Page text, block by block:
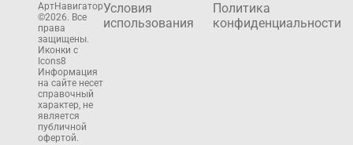
АртНавигатор
©2026. Все
права
защищены.
Иконки с
Icons8
Информация
на сайте несет
справочный
характер, не
является
публичной
офертой.
Условия
использования
Политика
конфиденциальности